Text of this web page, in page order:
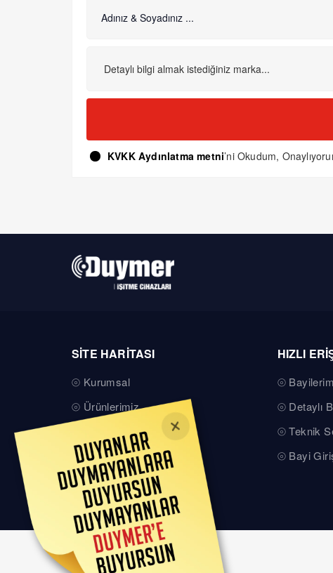
KVKK Aydınlatma metni’ni Okudum,
SİTE HARİTASI
Kurumsal
Ürünlerimiz
Teknik Servis
Basında Duymer
Kalite Belgelerimiz
HIZLI
Detaylı
Teknik
Bayi